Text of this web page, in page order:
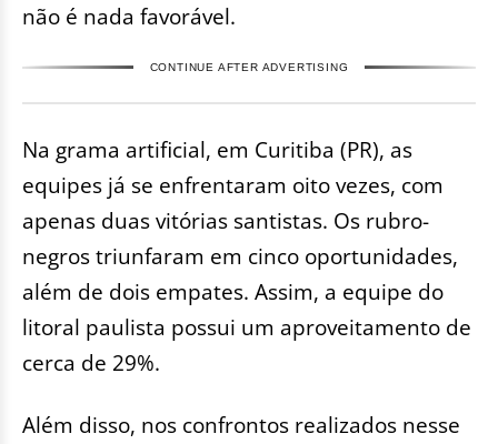
não é nada favorável.
CONTINUE AFTER ADVERTISING
Na grama artificial, em Curitiba (PR), as
equipes já se enfrentaram oito vezes, com
apenas duas vitórias santistas. Os rubro-
negros triunfaram em cinco oportunidades,
além de dois empates. Assim, a equipe do
litoral paulista possui um aproveitamento de
cerca de 29%.
Além disso, nos confrontos realizados nesse